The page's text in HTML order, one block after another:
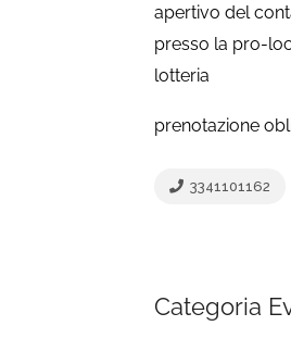
apertivo del
presso la pro-
lotteria
prenotazione
3341101162
Categoria